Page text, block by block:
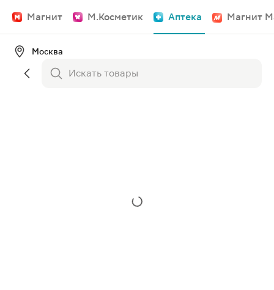
Магнит М.Косметик Аптека Магнит
Москва